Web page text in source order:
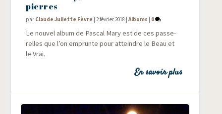
pierres
par Claude Juliette Fèvre |2 février 2018 |Albums | 0
Le nou­vel album de Pas­cal Mary est de ces pas­se­
relles que l’on emprunte pour atteindre le Beau et
le Vrai.
En savoir plus